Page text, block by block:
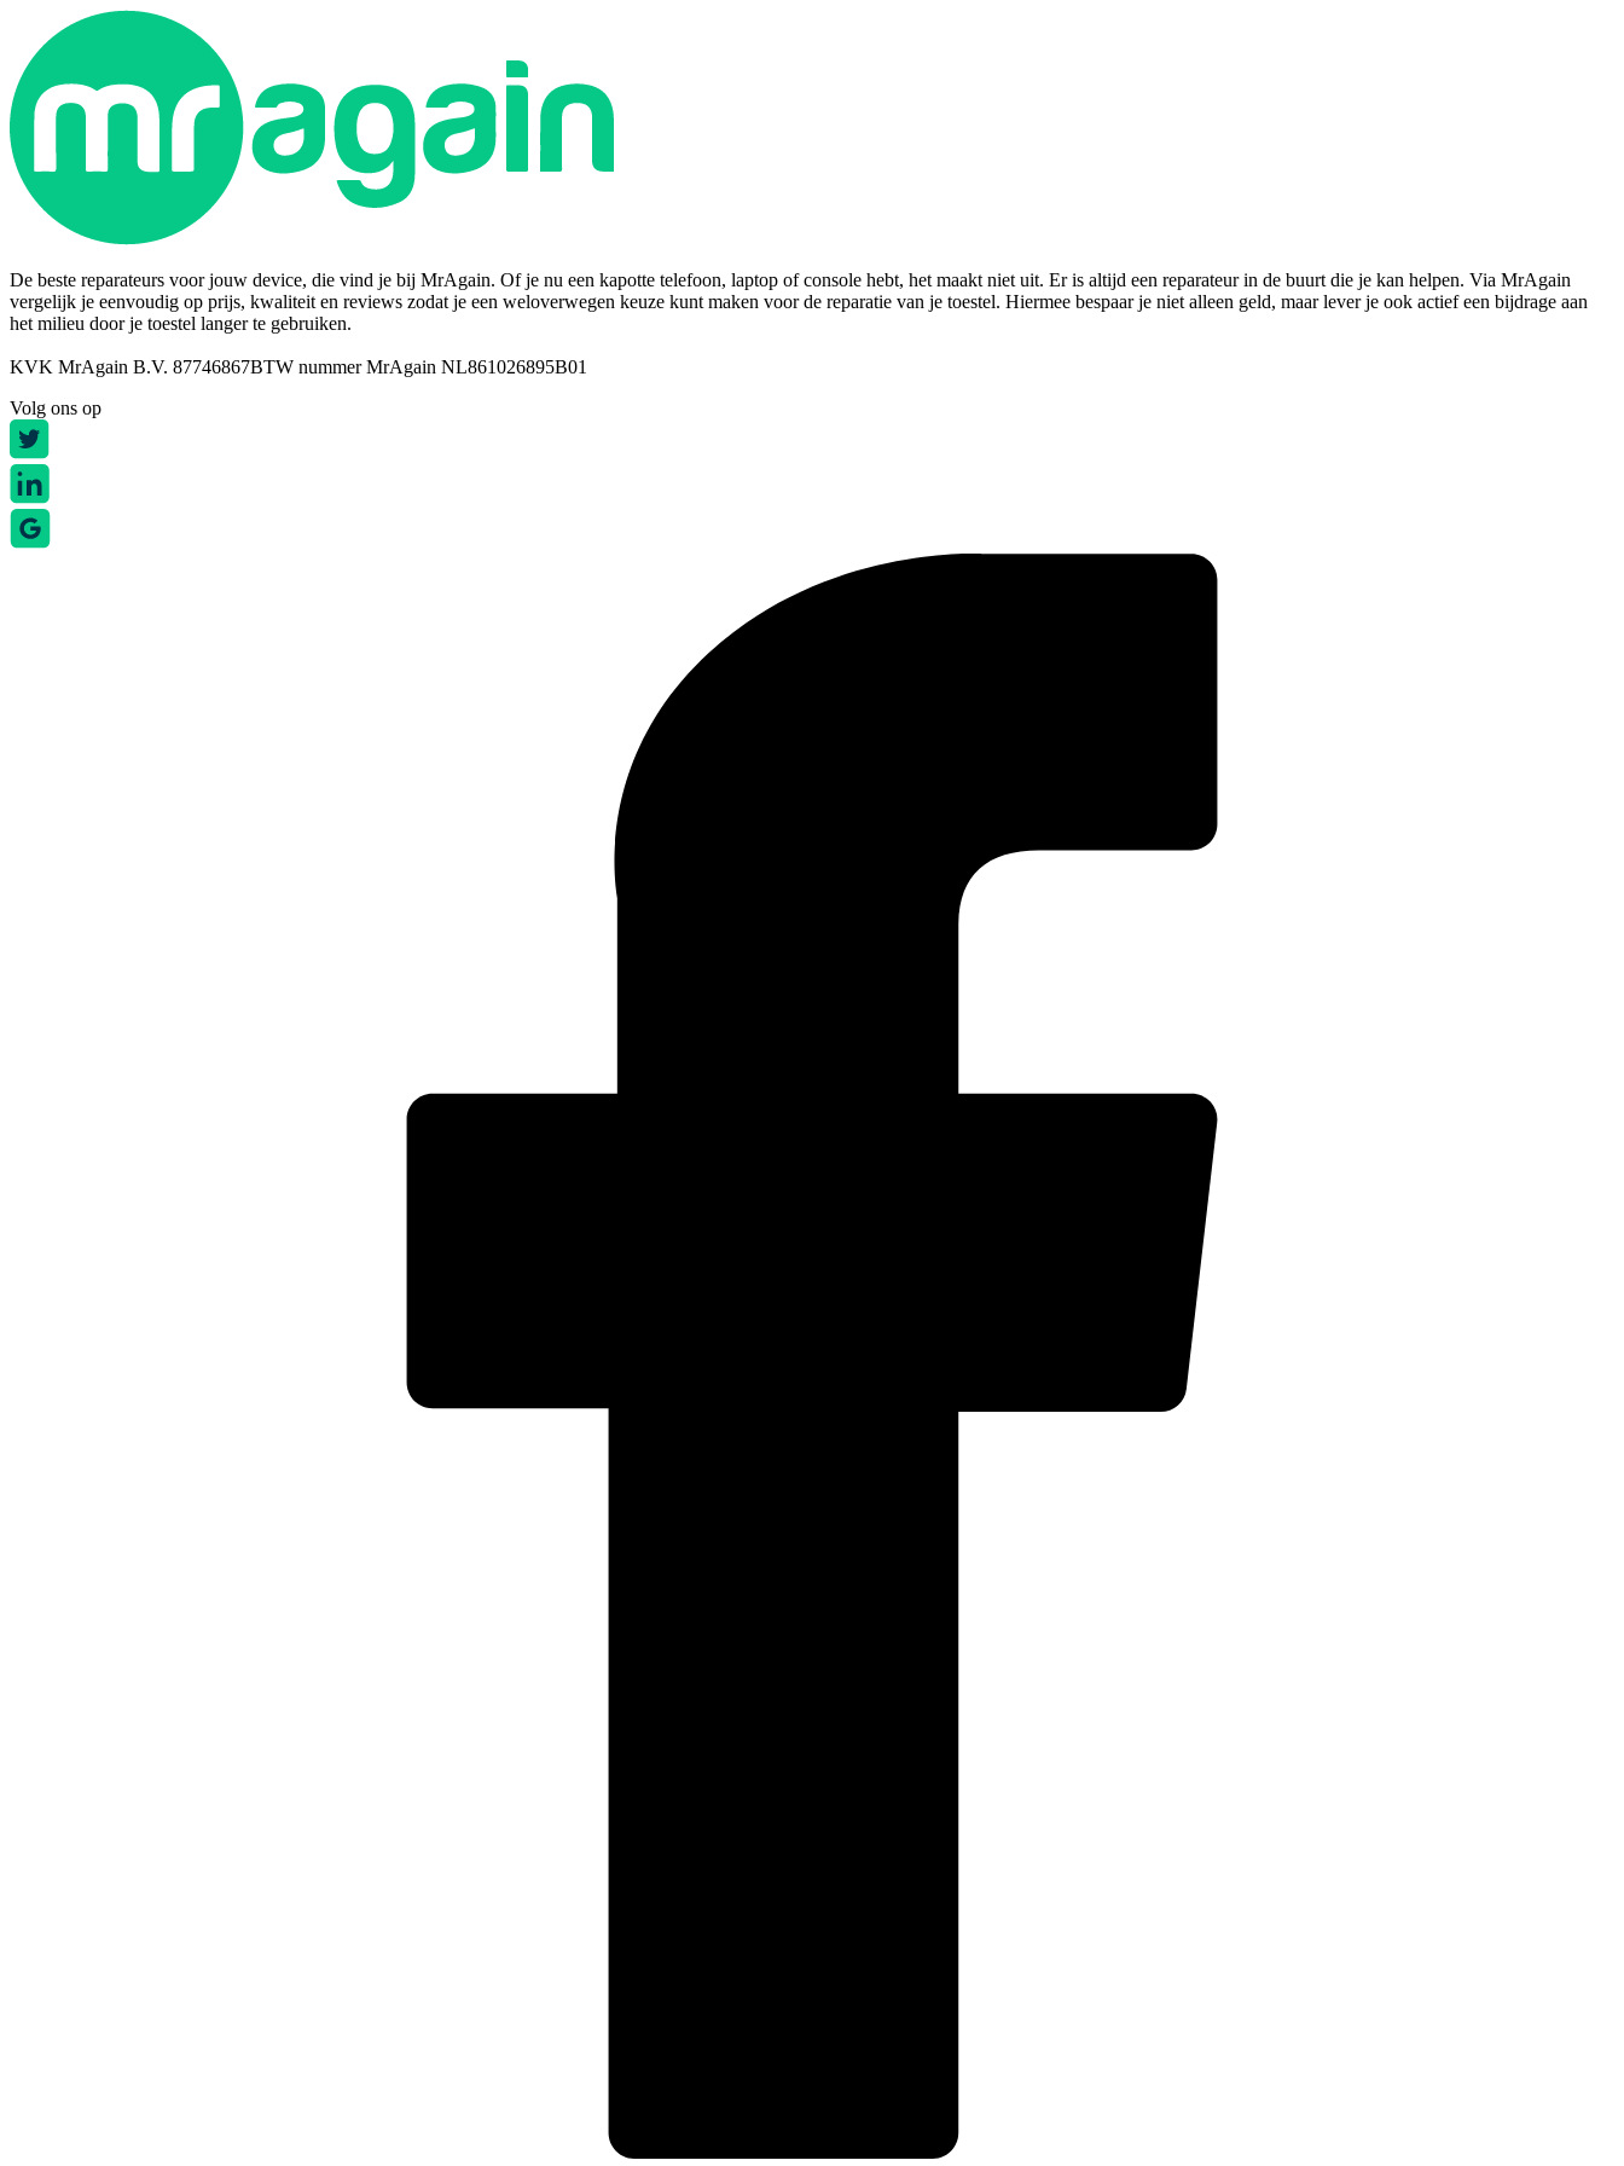
De beste reparateurs voor jouw device, die vind je bij MrAgain. Of je nu een kapotte telefoon, laptop of console hebt, het maakt niet uit. Er is altijd een reparateur in de buurt die je kan helpen. Via MrAgain
vergelijk je eenvoudig op prijs, kwaliteit en reviews zodat je een weloverwegen keuze kunt maken voor de reparatie van je toestel. Hiermee bespaar je niet alleen geld, maar lever je ook actief een bijdrage aan
het milieu door je toestel langer te gebruiken.
KVK MrAgain B.V. 87746867BTW nummer MrAgain NL861026895B01
Volg ons op